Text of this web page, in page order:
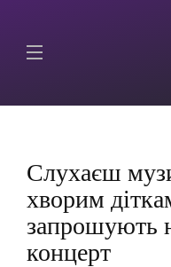
Слухаєш
хворим
запрошують
концерт